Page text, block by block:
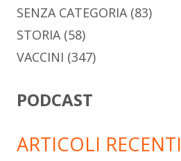
SENZA CATEGORIA(83)
STORIA(58)
VACCINI (347)
PODCAST
ARTICOLI RECENTI